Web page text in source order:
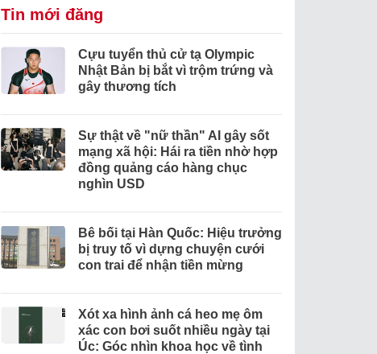
Tin mới đăng
Cựu tuyển thủ cử tạ Olympic
Nhật Bản bị bắt vì trộm trứng và
gây thương tích
Sự thật về "nữ thần" AI gây sốt
mạng xã hội: Hái ra tiền nhờ hợp
đồng quảng cáo hàng chục
nghìn USD
Bê bối tại Hàn Quốc: Hiệu trưởng
bị truy tố vì dựng chuyện cưới
con trai để nhận tiền mừng
Xót xa hình ảnh cá heo mẹ ôm
xác con bơi suốt nhiều ngày tại
Úc: Góc nhìn khoa học về tình